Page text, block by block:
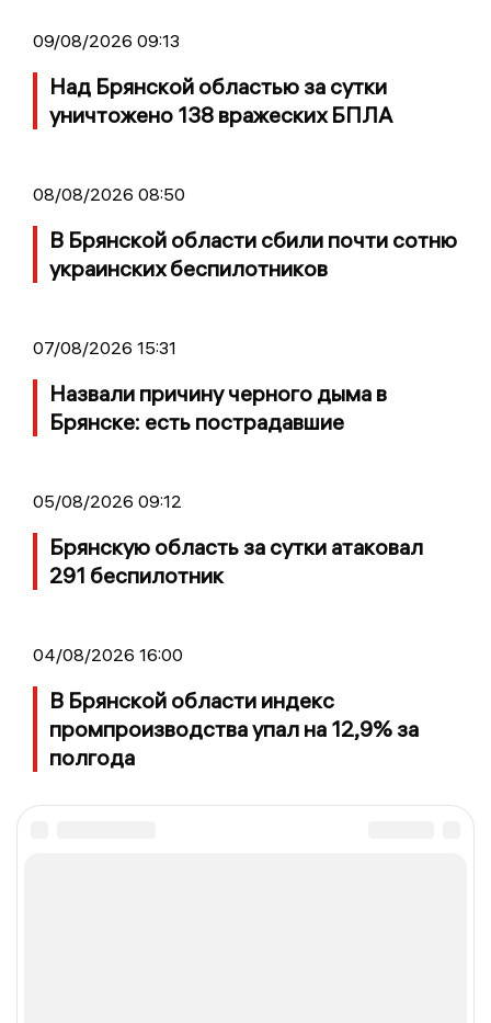
09/08/2026 09:13
Над Брянской областью за сутки
уничтожено 138 вражеских БПЛА
08/08/2026 08:50
В Брянской области сбили почти сотню
украинских беспилотников
07/08/2026 15:31
Назвали причину черного дыма в
Брянске: есть пострадавшие
05/08/2026 09:12
Брянскую область за сутки атаковал
291 беспилотник
04/08/2026 16:00
В Брянской области индекс
промпроизводства упал на 12,9% за
полгода